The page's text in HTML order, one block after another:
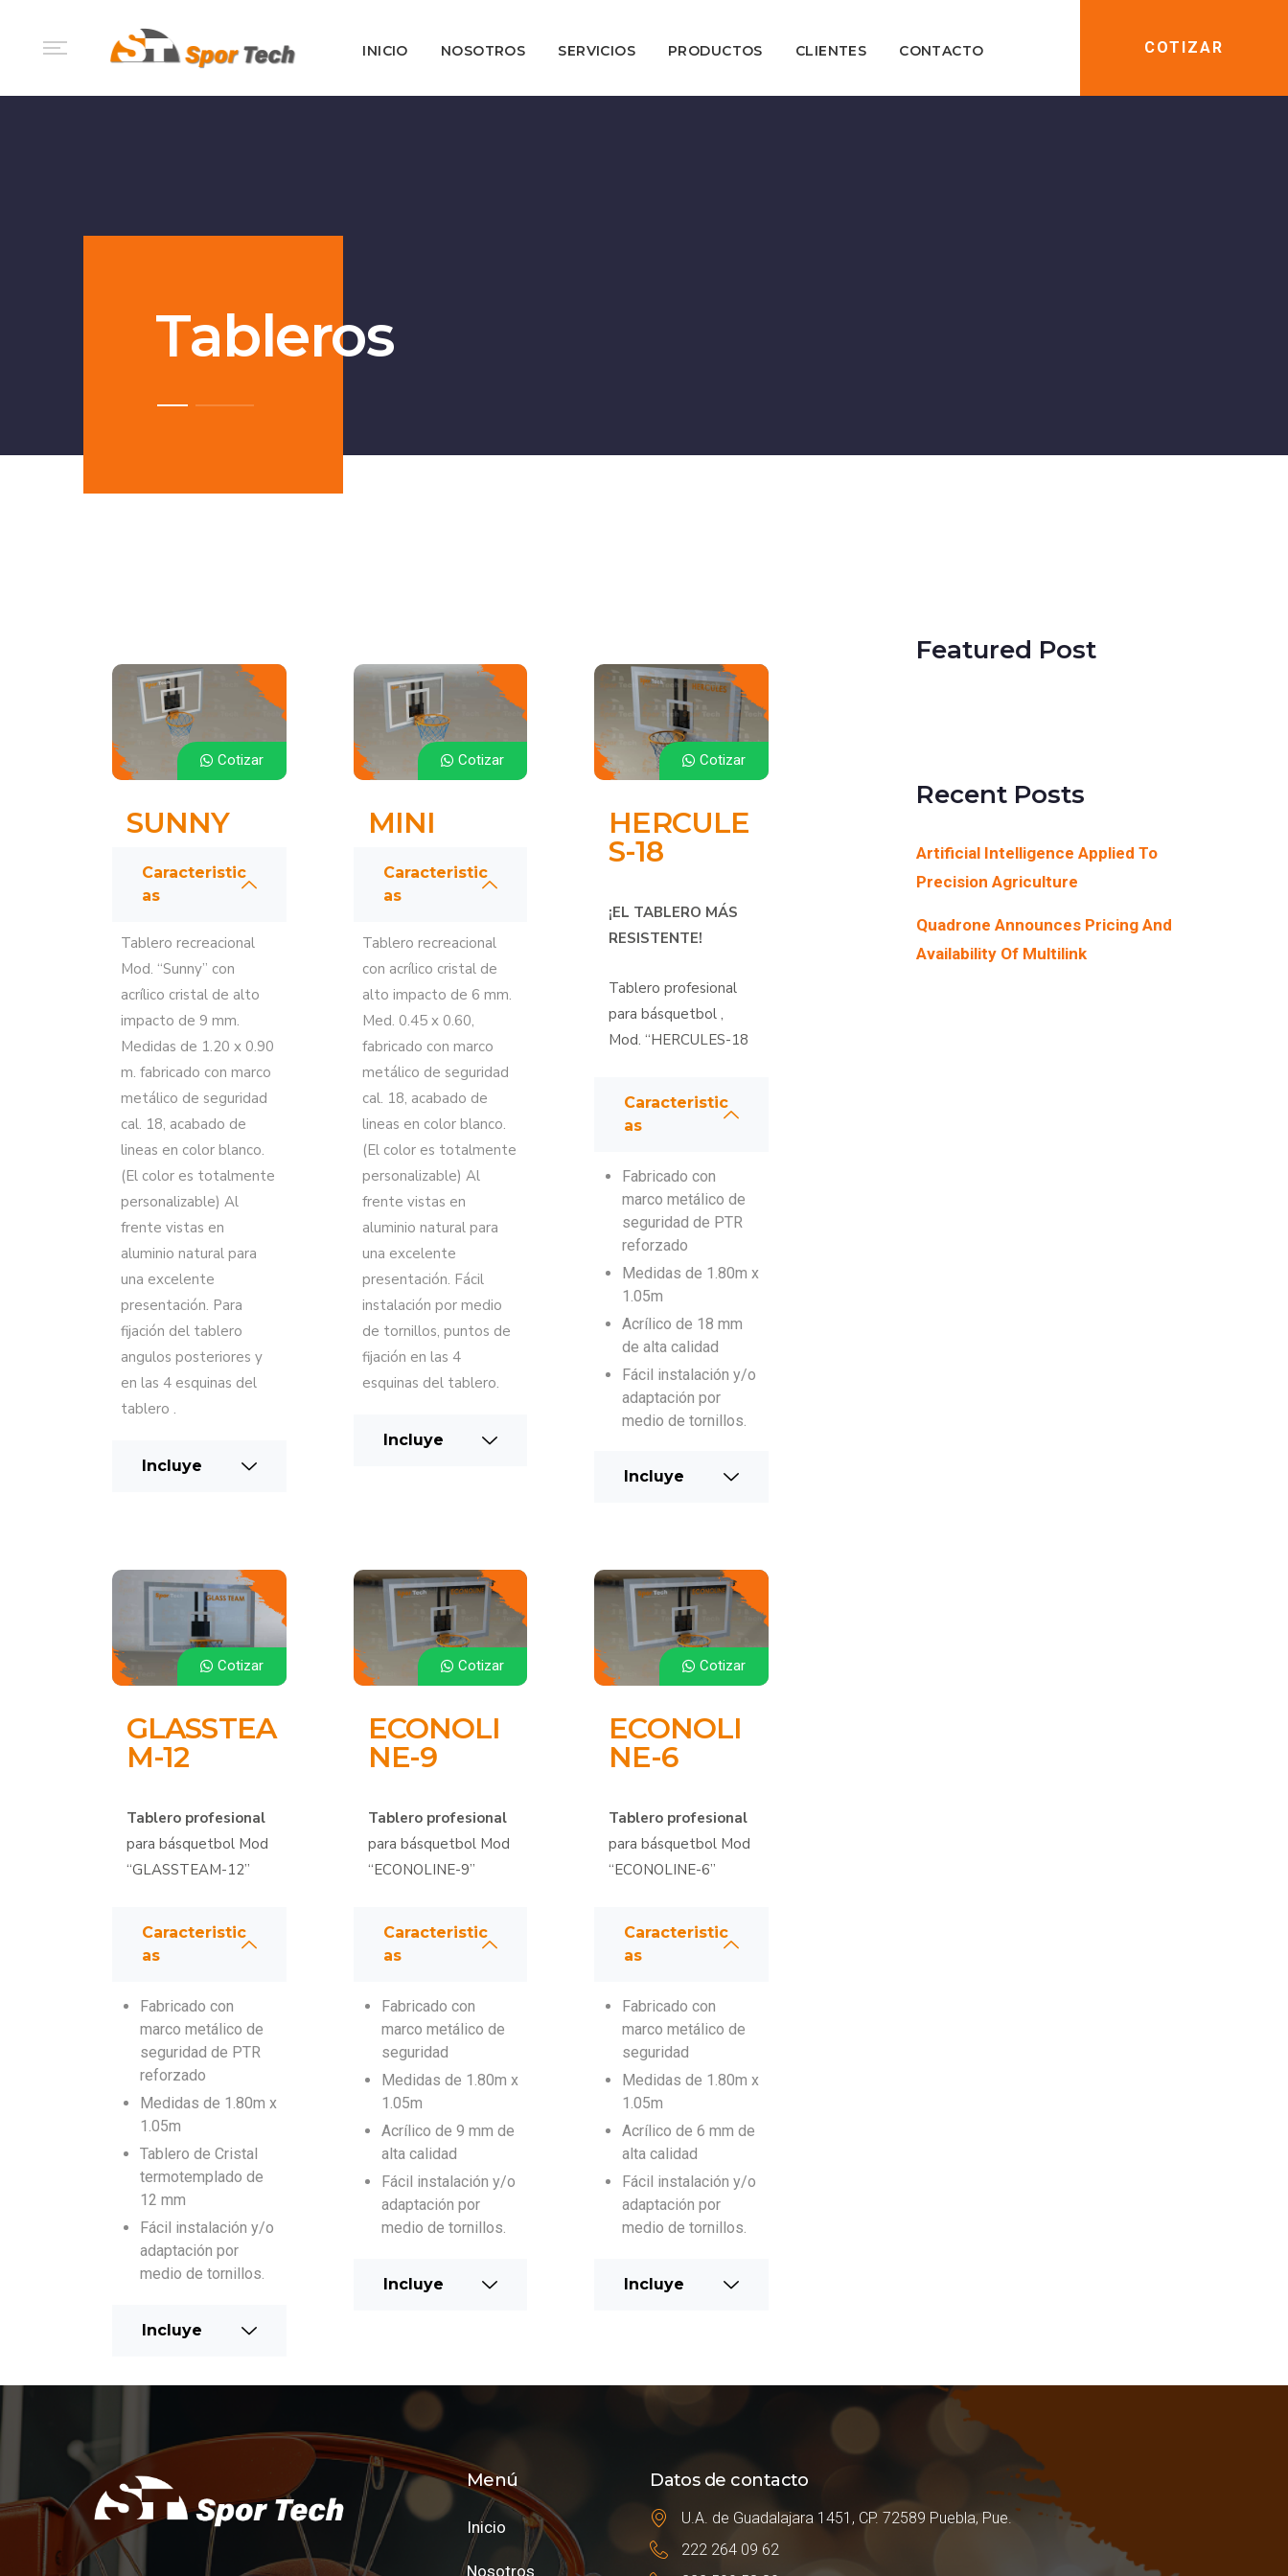
INICIO NOSOTROS SERVICIOS PRODUCTOS CLIENTES CONTACTO COTIZAR
Tableros
Cotizar
SUNNY
Caracteristic
as
Tablero recreacional
Mod. “Sunny” con
acrílico cristal de alto
impacto de 9 mm.
Medidas de 1.20 x 0.90
m. fabricado con marco
metálico de seguridad
cal. 18, acabado de
lineas en color blanco.
(El color es totalmente
personalizable) Al
frente vistas en
aluminio natural para
una excelente
presentación. Para
fijación del tablero
angulos posteriores y
en las 4 esquinas del
tablero .
Incluye
Cotizar
MINI
Caracteristic
as
Tablero recreacional
con acrílico cristal de
alto impacto de 6 mm.
Med. 0.45 x 0.60,
fabricado con marco
metálico de seguridad
cal. 18, acabado de
lineas en color blanco.
(El color es totalmente
personalizable) Al
frente vistas en
aluminio natural para
una excelente
presentación. Fácil
instalación por medio
de tornillos, puntos de
fijación en las 4
esquinas del tablero.
Incluye
Cotizar
HERCULE
S-18
¡EL TABLERO MÁS
RESISTENTE!
Tablero profesional
para básquetbol ,
Mod. “HERCULES-18
Caracteristic
as
Fabricado con
marco metálico de
seguridad de PTR
reforzado
Medidas de 1.80m x
1.05m
Acrílico de 18 mm
de alta calidad
Fácil instalación y/o
adaptación por
medio de tornillos.
Incluye
Cotizar
GLASSTEA
M-12
Tablero profesional
para básquetbol Mod
“GLASSTEAM-12”
Caracteristic
as
Fabricado con
marco metálico de
seguridad de PTR
reforzado
Medidas de 1.80m x
1.05m
Tablero de Cristal
termotemplado de
12 mm
Fácil instalación y/o
adaptación por
medio de tornillos.
Incluye
Cotizar
ECONOLI
NE-9
Tablero profesional
para básquetbol Mod
“ECONOLINE-9”
Caracteristic
as
Fabricado con
marco metálico de
seguridad
Medidas de 1.80m x
1.05m
Acrílico de 9 mm de
alta calidad
Fácil instalación y/o
adaptación por
medio de tornillos.
Incluye
Cotizar
ECONOLI
NE-6
Tablero profesional
para básquetbol Mod
“ECONOLINE-6”
Caracteristic
as
Fabricado con
marco metálico de
seguridad
Medidas de 1.80m x
1.05m
Acrílico de 6 mm de
alta calidad
Fácil instalación y/o
adaptación por
medio de tornillos.
Incluye
Featured Post
Recent Posts
Artificial Intelligence Applied To
Precision Agriculture
Quadrone Announces Pricing And
Availability Of Multilink
Menú
Inicio
Nosotros
Datos de contacto
U.A. de Guadalajara 1451, CP. 72589 Puebla, Pue.
222 264 09 62